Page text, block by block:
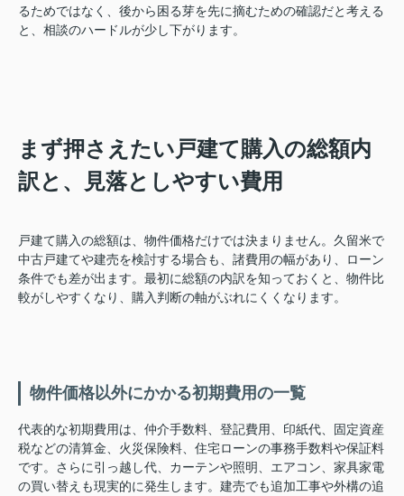
るためではなく、後から困る芽を先に摘むための確認だと考える
と、相談のハードルが少し下がります。
まず押さえたい戸建て購入の総額内
訳と、見落としやすい費用
戸建て購入の総額は、物件価格だけでは決まりません。久留米で
中古戸建てや建売を検討する場合も、諸費用の幅があり、ローン
条件でも差が出ます。最初に総額の内訳を知っておくと、物件比
較がしやすくなり、購入判断の軸がぶれにくくなります。
物件価格以外にかかる初期費用の一覧
代表的な初期費用は、仲介手数料、登記費用、印紙代、固定資産
税などの清算金、火災保険料、住宅ローンの事務手数料や保証料
です。さらに引っ越し代、カーテンや照明、エアコン、家具家電
の買い替えも現実的に発生します。建売でも追加工事や外構の追